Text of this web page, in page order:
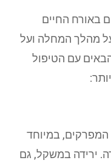
באורח החיים
מהלך המחלה ועל
עם הטיפול
במיוחד
ירידה במשקל, גם